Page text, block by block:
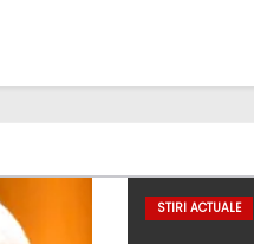
STIRI ACTUALE